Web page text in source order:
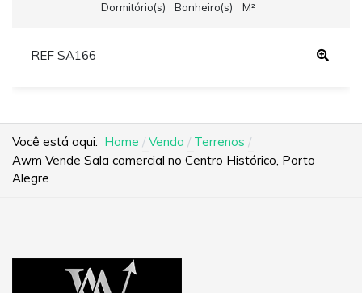
Dormitório(s)
Banheiro(s)
M²
REF SA166
Você está aqui: Home Venda
Terrenos
Awm Vende Sala comercial no Centro Histórico, Porto
Alegre